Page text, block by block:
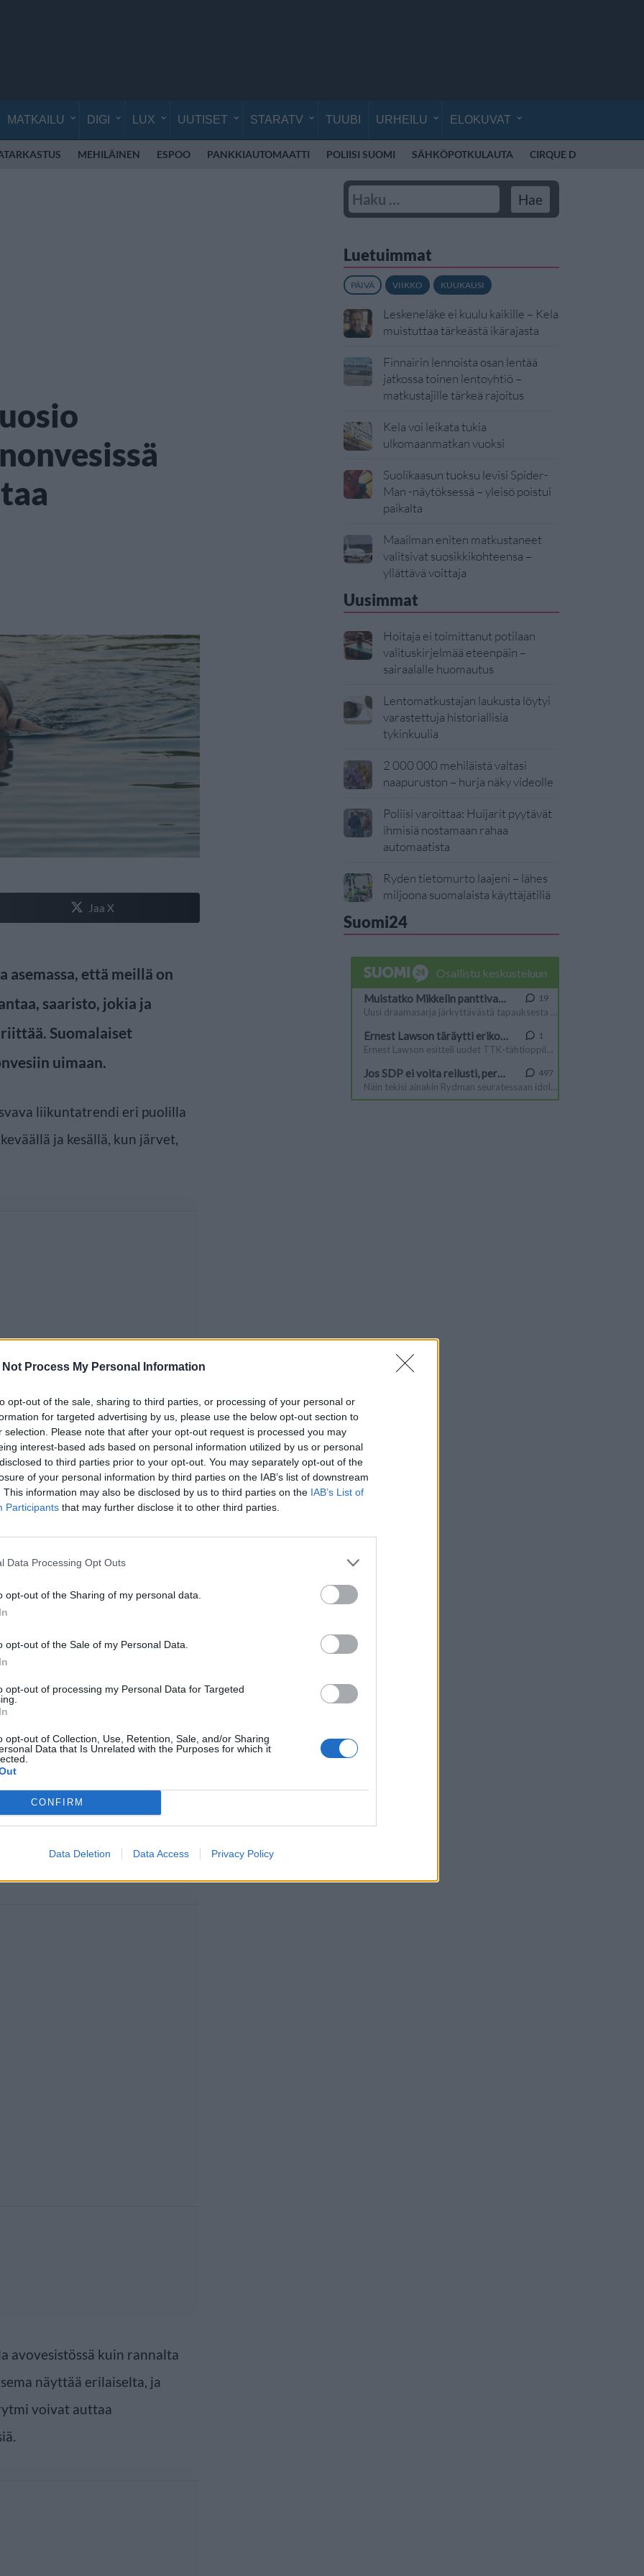
Not Process My Personal Information
opt-out of the sale, sharing to third parties, or processing of your personal or
for targeted advertising by us, please use the below opt-out section to
selection. Please note that after your opt-out request is processed you may
interest-based ads based on personal information utilized by us or personal
to third parties prior to your opt-out. You may separately opt-out of the
of your personal information by third parties on the IAB’s list of downstream
This information may also be disclosed by us to third parties on the IAB’s List of
Participants that may further disclose it to other third parties.
Data Processing Opt Outs
opt-out of the Sharing of my personal data.
opt-out of the Sale of my Personal Data.
opt-out of processing my Personal Data for Targeted
opt-out of Collection, Use, Retention, Sale, and/or Sharing
Data that Is Unrelated with the Purposes for which it
CONFIRM
Data Deletion Data Access Privacy Policy
MATKAILU DIGI LUX UUTISET STARATV TUUBI URHEILU ELOKUVAT
MEHILÄINEN ESPOO PANKKIAUTOMAATTI POLIISI SUOMI SÄHKÖPOTKULAUTA CIRQUE DU SOLEIL
Jaa X
asemassa, että meillä on
saaristo, jokia ja
Suomalaiset
uimaan.
liikuntatrendi eri puolilla
ja kesällä, kun järvet,
Uintia voi harrastaa
päätteeksi tai
uimista. Lajissa houkuttelevat
irrottautua kuivan
avovesistössä kuin rannalta
näyttää erilaiselta, ja
voivat auttaa
Luetuimmat
PÄIVÄ VIIKKO KUUKAUSI
Leskeneläke ei kuulu kaikille – Kela
muistuttaa tärkeästä ikärajasta
Finnairin lennoista osan lentää
jatkossa toinen lentoyhtiö –
matkustajille tärkeä rajoitus
Kela voi leikata tukia
ulkomaanmatkan vuoksi
Suolikaasun tuoksu levisi Spider-
Man -näytöksessä – yleisö poistui
paikalta
Maailman eniten matkustaneet
valitsivat suosikkikohteensa –
yllättävä voittaja
Uusimmat
Hoitaja ei toimittanut potilaan
valituskirjelmää eteenpäin –
sairaalalle huomautus
Lentomatkustajan laukusta löytyi
varastettuja historiallisia
tykinkuulia
2 000 000 mehiläistä valtasi
naapuruston – hurja näky videolle
Poliisi varoittaa: Huijarit pyytävät
ihmisiä nostamaan rahaa
automaatista
Ryden tietomurto laajeni – lähes
miljoona suomalaista käyttäjätiliä
Suomi24